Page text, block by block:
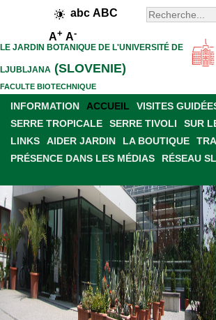
abc ABC
A+ A-
LE JARDIN BOTANIQUE DE L'UNIVERSITÉ DE
LJUBLJANA (SLOVENIE)
FACULTE BIOTECHNIQUE
INFORMATION ACCUEIL VISITES
SERRE TROPICALE
SERRE TIVOLI SUR
LINKS
AIDER JARDIN LA BOUTIQUE
PRÉSENCE DANS LES MÉDIAS
RÉSEAU